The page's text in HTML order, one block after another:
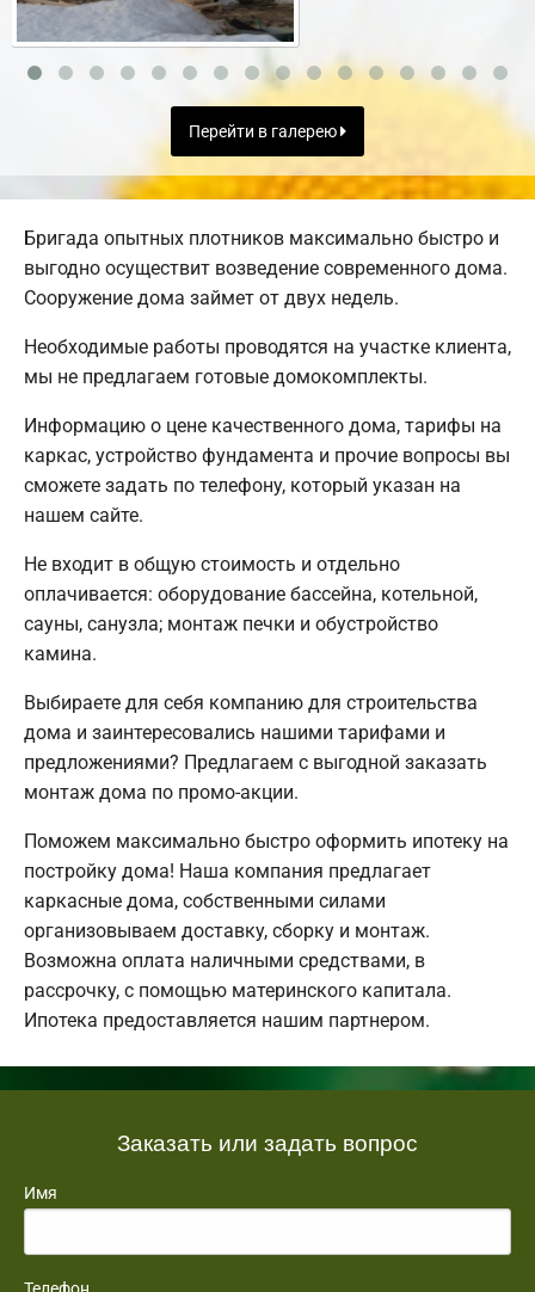
Перейти в галерею
Бригада опытных плотников максимально быстро и
выгодно осуществит возведение современного дома.
Сооружение дома займет от двух недель.
Необходимые работы проводятся на участке клиента,
мы не предлагаем готовые домокомплекты.
Информацию о цене качественного дома, тарифы на
каркас, устройство фундамента и прочие вопросы вы
сможете задать по телефону, который указан на
нашем сайте.
Не входит в общую стоимость и отдельно
оплачивается: оборудование бассейна, котельной,
сауны, санузла; монтаж печки и обустройство
камина.
Выбираете для себя компанию для строительства
дома и заинтересовались нашими тарифами и
предложениями? Предлагаем с выгодной заказать
монтаж дома по промо-акции.
Поможем максимально быстро оформить ипотеку на
постройку дома! Наша компания предлагает
каркасные дома, собственными силами
организовываем доставку, сборку и монтаж.
Возможна оплата наличными средствами, в
рассрочку, с помощью материнского капитала.
Ипотека предоставляется нашим партнером.
Заказать или задать вопрос
Имя